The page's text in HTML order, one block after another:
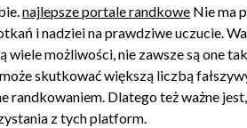
najlepsze portale randkowe Nie ma
i nadziei na prawdziwe uczucie.
wiele możliwości, nie zawsze są one
skutkować większą liczbą
randkowaniem. Dlatego też ważne
z tych platform.